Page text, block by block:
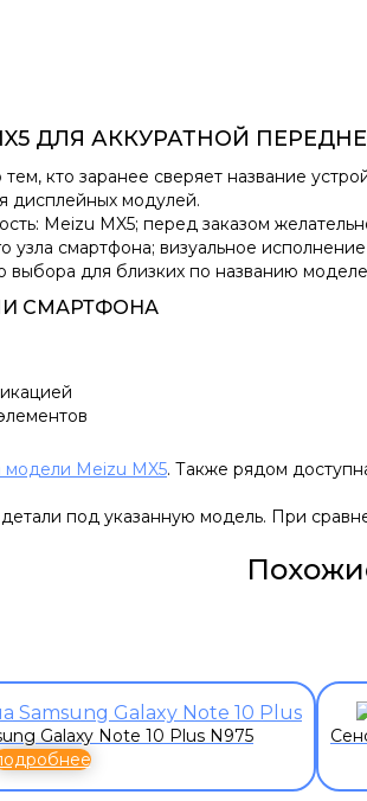
ДЛЯ АККУРАТНОЙ
кто заранее сверяет название
дисплейных модулей.
Meizu MX5; перед заказом
смартфона; визуальное
для близких по названию
СМАРТФОНА
модели Meizu MX5. Также рядом
под указанную модель. При
Galaxy Note 10 Plus N975